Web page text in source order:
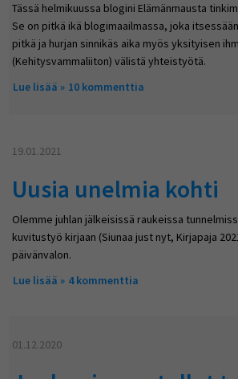
Tässä helmikuussa blogini Elämänmausta
Se on pitkä ikä blogimaailmassa, joka
pitkä ja hurjan sinnikäs aika myös yksityisen
(Kehitysvammaliiton) välistä yhteistyötä.
Lue lisää about Kauniita naisia, kommeita
10 kommenttia
19.01.2021
Uusia unelmia kohti
Olemme juhlan jälkeisissä raukeissa
kuvitustyö kirjaan (Siunaa just nyt, Kirjapaja
päivänvalon.
Lue lisää about Uusia unelmia kohti
4 kommenttia
01.12.2020